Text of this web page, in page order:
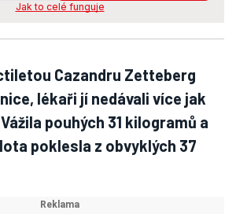
Jak to celé funguje
Cazandru Zetteberg
lékaři jí nedávali více jak
pouhých 31 kilogramů a
poklesla z obvyklých 37